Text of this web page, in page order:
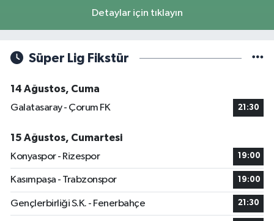
Detaylar için tıklayın
Süper Lig Fikstür
14 Ağustos, Cuma
Galatasaray - Çorum FK
21:30
15 Ağustos, Cumartesi
Konyaspor - Rizespor
19:00
Kasımpaşa - Trabzonspor 19:00
Gençlerbirliği S.K. - Fenerbahçe 21:30